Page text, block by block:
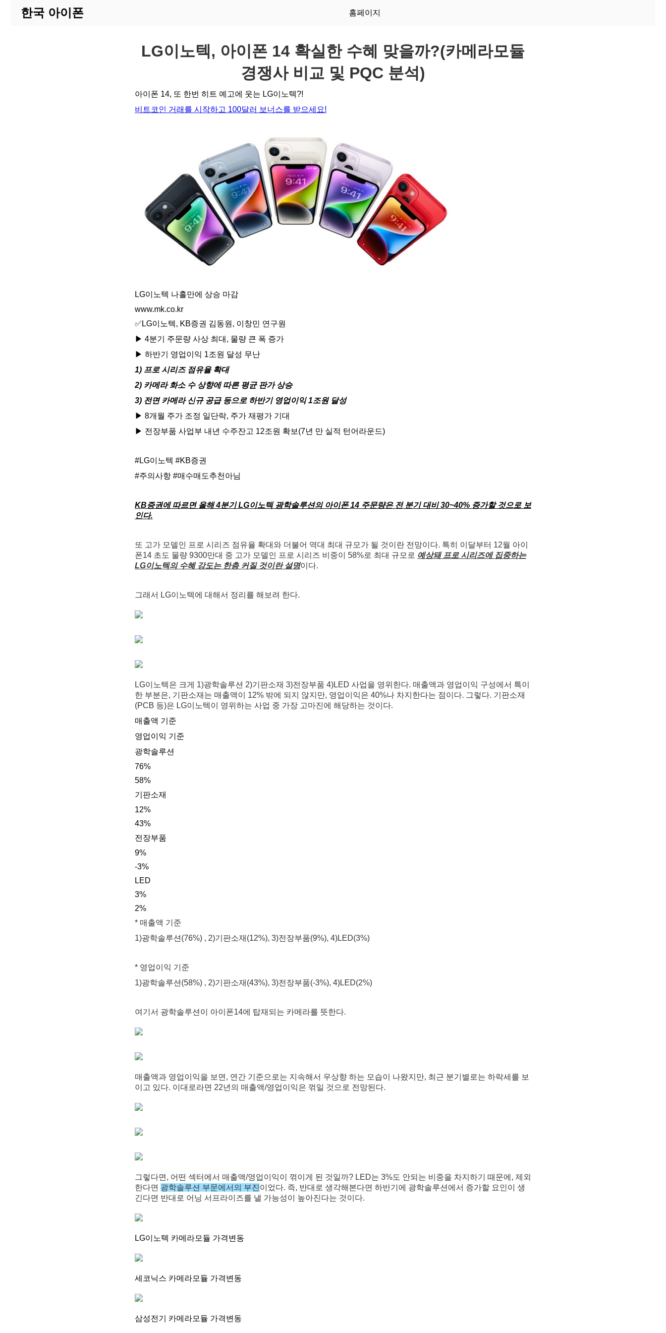
한국 아이폰 홈페이지
LG이노텍, 아이폰 14 확실한 수혜 맞을까?(카메라모듈
경쟁사 비교 및 PQC 분석)
아이폰 14, 또 한번 히트 예고에 웃는 LG이노텍?!
비트코인 거래를 시작하고 100달러 보너스를 받으세요!
LG이노텍 나흘만에 상승 마감
www.mk.co.kr
✅LG이노텍, KB증권 김동원, 이창민 연구원
▶ 4분기 주문량 사상 최대, 물량 큰 폭 증가
▶ 하반기 영업이익 1조원 달성 무난
1) 프로 시리즈 점유율 확대
2) 카메라 화소 수 상향에 따른 평균 판가 상승
3) 전면 카메라 신규 공급 등으로 하반기 영업이익 1조원 달성
▶ 8개월 주가 조정 일단락, 주가 재평가 기대
▶ 전장부품 사업부 내년 수주잔고 12조원 확보(7년 만 실적 턴어라운드)
#LG이노텍 #KB증권
#주의사항 #매수매도추천아님
KB증권에 따르면 올해 4분기 LG이노텍 광학솔루션의 아이폰 14 주문량은 전 분기 대비 30~40% 증가할 것으로 보
인다.
또 고가 모델인 프로 시리즈 점유율 확대와 더불어 역대 최대 규모가 될 것이란 전망이다. 특히 이달부터 12월 아이
폰14 초도 물량 9300만대 중 고가 모델인 프로 시리즈 비중이 58%로 최대 규모로 예상돼 프로 시리즈에 집중하는
LG이노텍의 수혜 강도는 한층 커질 것이란 설명이다.
그래서 LG이노텍에 대해서 정리를 해보려 한다.
LG이노텍은 크게 1)광학솔루션 2)기판소재 3)전장부품 4)LED 사업을 영위한다. 매출액과 영업이익 구성에서 특이
한 부분은, 기판소재는 매출액이 12% 밖에 되지 않지만, 영업이익은 40%나 차지한다는 점이다. 그렇다. 기판소재
(PCB 등)은 LG이노텍이 영위하는 사업 중 가장 고마진에 해당하는 것이다.
매출액 기준
영업이익 기준
광학솔루션
76%
58%
기판소재
12%
43%
전장부품
9%
-3%
LED
3%
2%
* 매출액 기준
1)광학솔루션(76%) , 2)기판소재(12%), 3)전장부품(9%), 4)LED(3%)
* 영업이익 기준
1)광학솔루션(58%) , 2)기판소재(43%), 3)전장부품(-3%), 4)LED(2%)
여기서 광학솔루션이 아이폰14에 탑재되는 카메라를 뜻한다.
매출액과 영업이익을 보면, 연간 기준으로는 지속해서 우상향 하는 모습이 나왔지만, 최근 분기별로는 하락세를 보
이고 있다. 이대로라면 22년의 매출액/영업이익은 꺾일 것으로 전망된다.
그렇다면, 어떤 섹터에서 매출액/영업이익이 꺾이게 된 것일까? LED는 3%도 안되는 비중을 차지하기 때문에, 제외
한다면 광학솔루션 부문에서의 부진이었다. 즉, 반대로 생각해본다면 하반기에 광학솔루션에서 증가할 요인이 생
긴다면 반대로 어닝 서프라이즈를 낼 가능성이 높아진다는 것이다.
LG이노텍 카메라모듈 가격변동
세코닉스 카메라모듈 가격변동
삼성전기 카메라모듈 가격변동